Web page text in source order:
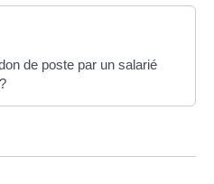
de poste par un salarié